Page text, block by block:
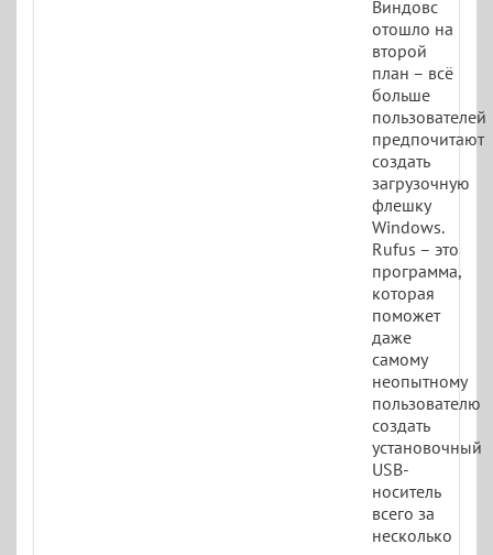
Виндовс
отошло на
второй
план – всё
больше
пользователей
предпочитают
создать
загрузочную
флешку
Windows.
Rufus – это
программа,
которая
поможет
даже
самому
неопытному
пользователю
создать
установочный
USB-
носитель
всего за
несколько